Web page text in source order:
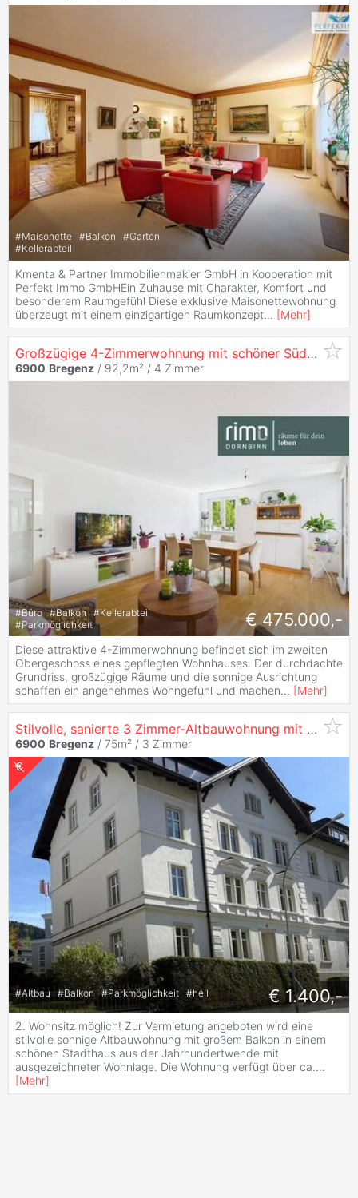
#Maisonette #Balkon #Garten
#Kellerabteil
Kmenta & Partner Immobilienmakler GmbH in Kooperation mit
Perfekt Immo GmbHEin Zuhause mit Charakter, Komfort und
besonderem Raumgefühl Diese exklusive Maisonettewohnung
überzeugt mit einem einzigartigen Raumkonzept... [Mehr]
Großzügige 4-Zimmerwohnung mit schöner Südwest-Loggia in
6900 Bregenz / 92,2m² / 4 Zimmer
#Büro #Balkon #Kellerabteil
#Parkmöglichkeit € 475.000,-
Diese attraktive 4-Zimmerwohnung befindet sich im zweiten
Obergeschoss eines gepflegten Wohnhauses. Der durchdachte
Grundriss, großzügige Räume und die sonnige Ausrichtung
schaffen ein angenehmes Wohngefühl und machen... [Mehr]
Stilvolle, sanierte 3 Zimmer-Altbauwohnung mit großem Balkon in Top Lage – Belruptstraße 36,
6900 Bregenz / 75m² / 3 Zimmer
#Altbau #Balkon #Parkmöglichkeit #hell € 1.400,-
2. Wohnsitz möglich! Zur Vermietung angeboten wird eine
stilvolle sonnige Altbauwohnung mit großem Balkon in einem
schönen Stadthaus aus der Jahrhundertwende mit
ausgezeichneter Wohnlage. Die Wohnung verfügt über ca....
[Mehr]